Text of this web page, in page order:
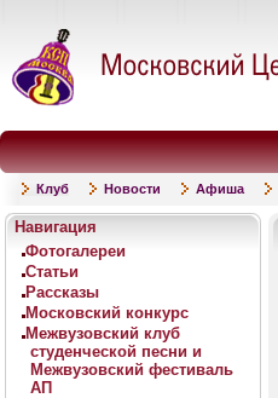
Клуб Новости Афиша
Навигация
Фотогалереи
Статьи
Рассказы
Московский конкурс
Межвузовский клуб
студенческой песни и
Межвузовский фестиваль
АП